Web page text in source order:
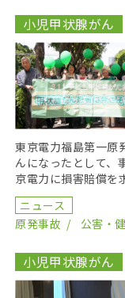
小児甲状腺がん
東京電力福島第一原
んになったとして、
京電力に損害賠償を
第１８回口頭弁論が
ニュース
原発事故
公害・
小児甲状腺がん